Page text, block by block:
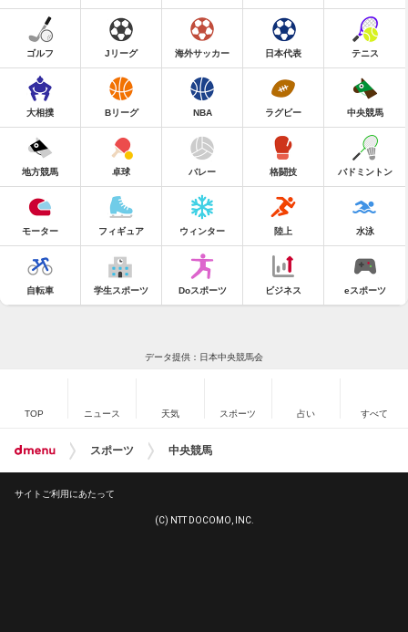
ゴルフ Jリーグ 海外サッカー 日本代表 テニス
大相撲 Bリーグ NBA ラグビー 中央競馬
地方競馬 卓球 バレー 格闘技 バドミントン
モーター フィギュア ウィンター 陸上 水泳
自転車 学生スポーツ Doスポーツ ビジネス eスポーツ
データ提供：日本中央競馬会
TOP ニュース 天気 スポーツ 占い すべて
スポーツ 中央競馬
サイトご利用にあたって
(C) NTT DOCOMO, INC.